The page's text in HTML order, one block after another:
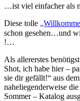
…ist viel einfacher als
Diese tolle
schon gesehen…und
!…
Als allererstes
Shot, ich habe hier –
sie dir gefällt!“ aus
naheliegenderweise
Sommer – Katalog